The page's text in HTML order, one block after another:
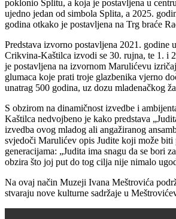
poklonio Splitu, a koja je postavljena u
ujedno jedan od simbola Splita, a 2025.
godina otkako je postavljena na Trg braće
Predstava izvorno postavljena 2021. godine
Crikvina-Kaštilca izvodi se 30. rujna, te 1. i
je postavljena na izvornom Marulićevu
glumaca koje prati troje glazbenika vjerno
unatrag 500 godina, uz dozu mladenačkog
S obzirom na dinamičnost izvedbe i
Kaštilca nedvojbeno je kako predstava
izvedba ovog mladog ali angažiranog
svjedoči Marulićev opis Judite koji može biti
generacijama: „Judita ima snagu da se bori
obzira što joj put do tog cilja nije nimalo
Na ovaj način Muzeji Ivana Meštrovića
stvaraju nove kulturne sadržaje u